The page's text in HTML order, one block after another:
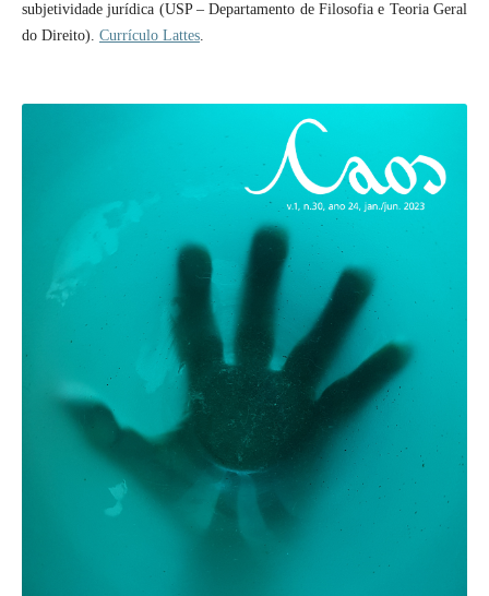
subjetividade jurídica (USP – Departamento de Filosofia e Teoria Geral
do Direito). Currículo Lattes.